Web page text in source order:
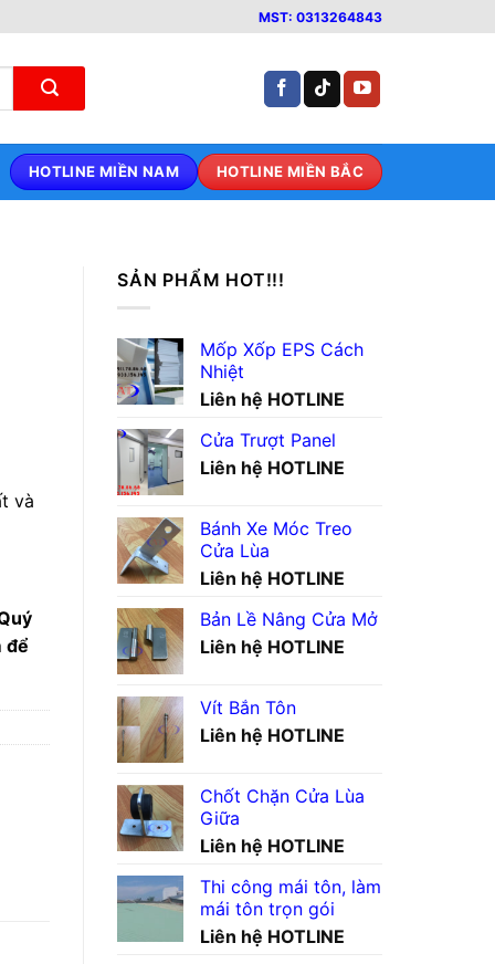
MST: 0313264843
HOTLINE MIỀN NAM HOTLINE MIỀN BẮC
SẢN PHẨM HOT!!!
Mốp Xốp EPS Cách
Nhiệt
Liên hệ HOTLINE
Cửa Trượt Panel
Liên hệ HOTLINE
Bánh Xe Móc Treo
Cửa Lùa
Liên hệ HOTLINE
Bản Lề Nâng Cửa Mở
Liên hệ HOTLINE
Vít Bắn Tôn
Liên hệ HOTLINE
Chốt Chặn Cửa Lùa
Giữa
Liên hệ HOTLINE
Thi công mái tôn, làm
mái tôn trọn gói
Liên hệ HOTLINE
và
để